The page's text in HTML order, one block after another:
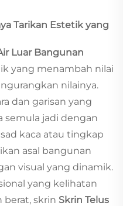
Tarikan Estetik yang
Luar Bangunan
yang menambah nilai
nilainya.
dan garisan yang
semula jadi dengan
kaca atau tingkap
asal bangunan
visual yang dinamik.
yang kelihatan
berat, skrin Skrin Telus